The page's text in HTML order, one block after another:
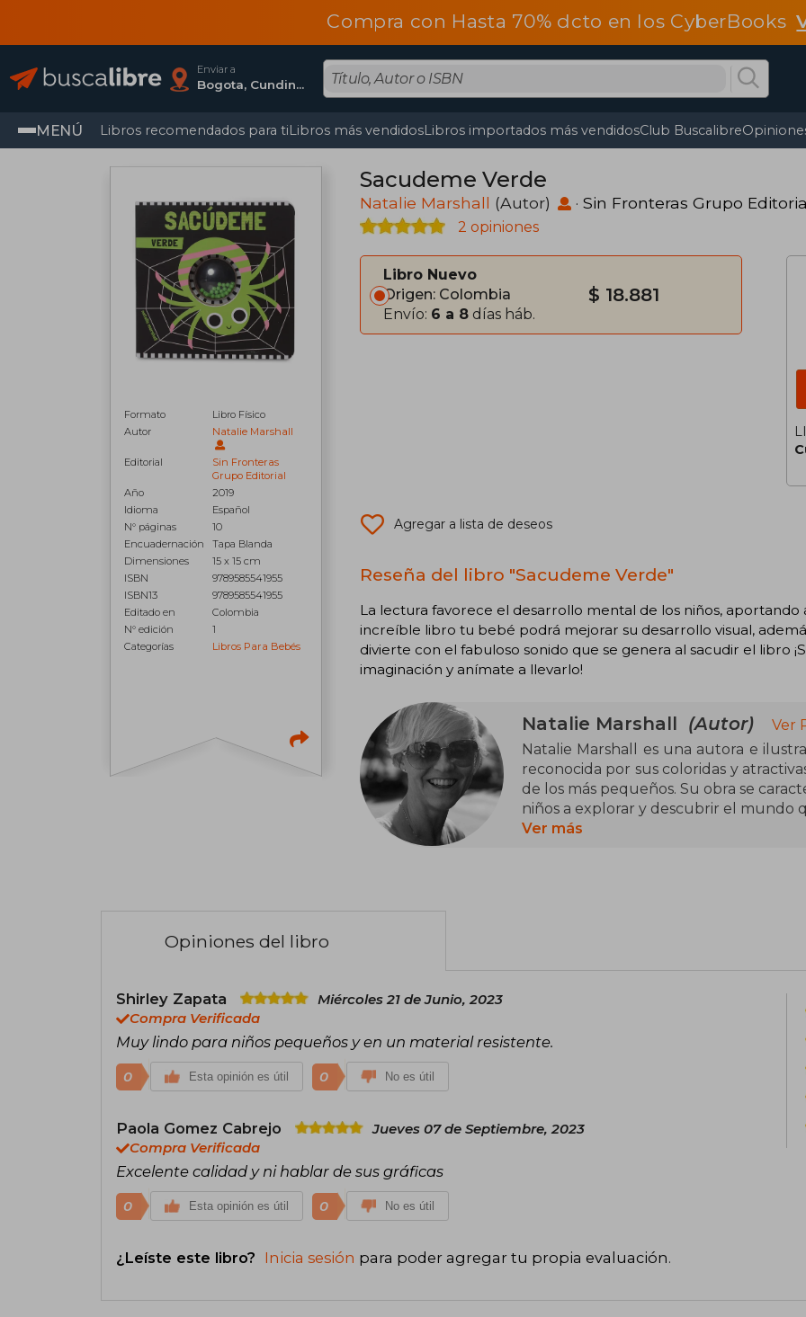
Compra con Hasta 70% dcto en los CyberBooks
Enviar a
Bogota, Cundinamarca
MENÚ Libros recomendados para tiLibros más vendidosLibros importados más vendidosClub Buscalibre
Formato
Libro Físico
Autor
Natalie Marshall
Editorial
Sin Fronteras
Grupo Editorial
Año
2019
Idioma
Español
N° páginas
10
Encuadernación
Tapa Blanda
Dimensiones
15 x 15 cm
ISBN
9789585541955
ISBN13
9789585541955
Editado en
Colombia
N° edición
1
Categorías
Libros Para Bebés
Sacudeme Verde
Natalie Marshall (Autor) · Sin Fronteras Grupo
2 opiniones
Libro Nuevo
Origen: Colombia
Envío: 6 a 8 días háb.
$ 18.881
Agregar a lista de deseos
Reseña del libro "Sacudeme Verde"
La lectura favorece el desarrollo mental de los niños,
increíble libro tu bebé podrá mejorar su desarrollo visual,
divierte con el fabuloso sonido que se genera al sacudir el libro
imaginación y anímate a llevarlo!
Natalie Marshall (Autor)
Ver
Natalie Marshall es una autora e
reconocida por sus coloridas y
de los más pequeños. Su obra se
niños a explorar y descubrir el mundo
Ver más
Opiniones del libro
Shirley Zapata
Miércoles 21 de Junio, 2023
Compra Verificada
Muy lindo para niños pequeños y en un material resistente.
0 Esta opinión es útil 0 No es útil
Paola Gomez Cabrejo
Jueves 07 de Septiembre, 2023
Compra Verificada
Excelente calidad y ni hablar de sus gráficas
0 Esta opinión es útil 0 No es útil
¿Leíste este libro? Inicia sesión para poder agregar tu propia evaluación.